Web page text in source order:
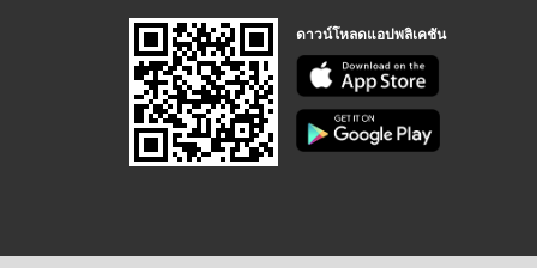
ดาวน์โหลดแอปพลิเคชัน